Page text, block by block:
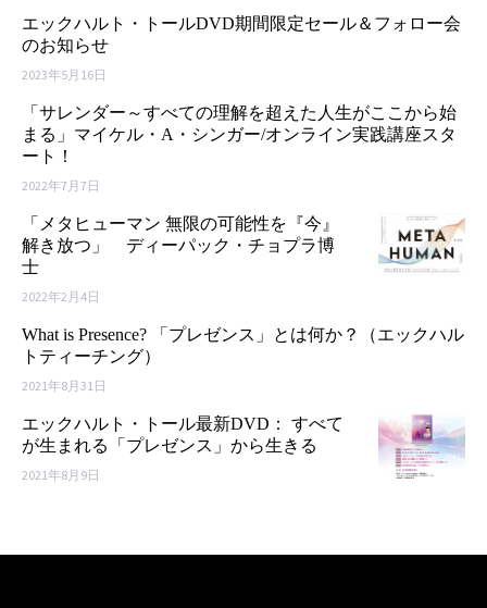
エックハルト・トールDVD期間限定セール＆フォロー会
のお知らせ
2023年5月16日
「サレンダー～すべての理解を超えた人生がここから始
まる」マイケル・A・シンガー/オンライン実践講座スタ
ート！
2022年7月7日
「メタヒューマン 無限の可能性を『今』
解き放つ」 ディーパック・チョプラ博
士
2022年2月4日
What is Presence? 「プレゼンス」とは何か？（エックハル
トティーチング）
2021年8月31日
エックハルト・トール最新DVD： すべて
が生まれる「プレゼンス」から生きる
2021年8月9日